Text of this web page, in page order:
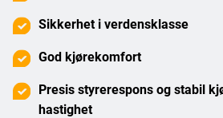
Sikkerhet i verdensklasse
God kjørekomfort
Presis styrerespons og stabil
hastighet